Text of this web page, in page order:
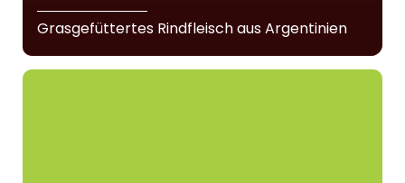
Grasgefüttertes Rindfleisch aus Argentinien